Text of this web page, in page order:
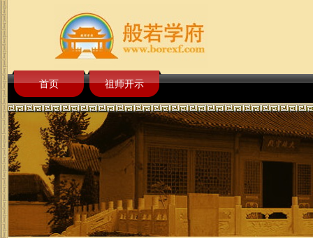
首页 祖师开示